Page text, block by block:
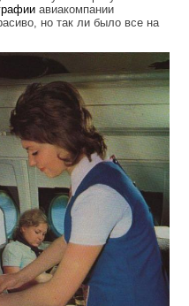
авиакомпании
но так ли было все на